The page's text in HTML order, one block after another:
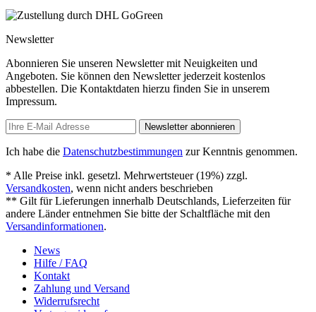
Newsletter
Abonnieren Sie unseren Newsletter mit Neuigkeiten und
Angeboten. Sie können den Newsletter jederzeit kostenlos
abbestellen. Die Kontaktdaten hierzu finden Sie in unserem
Impressum.
Newsletter abonnieren
Ich habe die Datenschutzbestimmungen zur Kenntnis genommen.
* Alle Preise inkl. gesetzl. Mehrwertsteuer (19%) zzgl.
Versandkosten, wenn nicht anders beschrieben
** Gilt für Lieferungen innerhalb Deutschlands, Lieferzeiten für
andere Länder entnehmen Sie bitte der Schaltfläche mit den
Versandinformationen.
News
Hilfe / FAQ
Kontakt
Zahlung und Versand
Widerrufsrecht